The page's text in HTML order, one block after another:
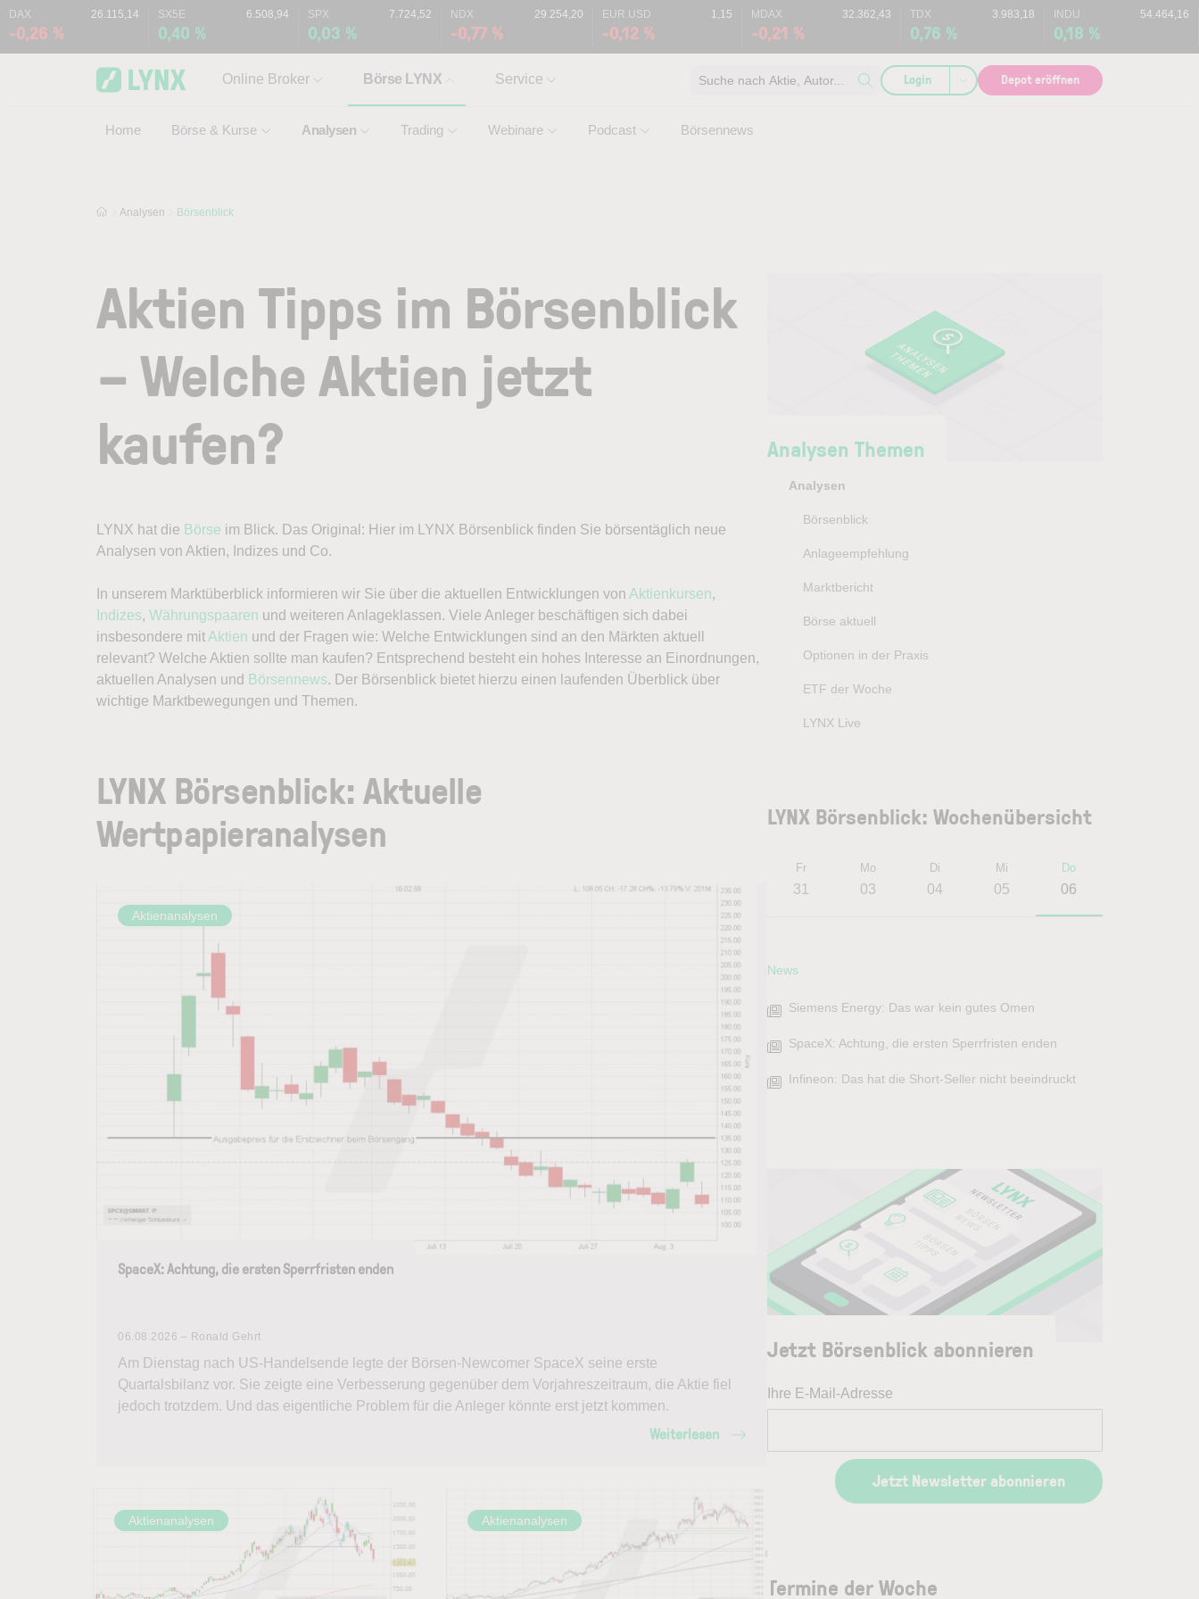
Skip to main content
Skip to search
DAX 26.115,14
-0,26 %
SX5E 6.508,94
0,40 %
SPX 7.724,52
0,03 %
NDX 29.254,20
-0,77 %
EUR.USD 1,15
-0,12 %
MDAX 32.362,43
-0,21 %
TDX 3.983,18
0,76 %
INDU 54.464,16
0,18 %
Online Broker Börse LYNX
Home Börse & Kurse Analysen Trading Webinare Podcast Börsennews
Service Suche nach Aktie, Autor... Login Depot eröffnen
Analysen Börsenblick
Aktien Tipps im Börsenblick
– Welche Aktien jetzt
kaufen?
LYNX hat die Börse im Blick. Das Original: Hier im LYNX Börsenblick finden Sie börsentäglich neue
Analysen von Aktien, Indizes und Co.
In unserem Marktüberblick informieren wir Sie über die aktuellen Entwicklungen von Aktienkursen,
Indizes, Währungspaaren und weiteren Anlageklassen. Viele Anleger beschäftigen sich dabei
insbesondere mitAktien und der Fragen wie: Welche Entwicklungen sind an den Märkten aktuell
relevant? Welche Aktien sollte man kaufen? Entsprechend besteht ein hohes Interesse an Einordnungen,
aktuellen Analysen und Börsennews. Der Börsenblick bietet hierzu einen laufenden Überblick über
wichtige Marktbewegungen und Themen.
LYNX Börsenblick: Aktuelle
Wertpapieranalysen
Aktienanalysen
SpaceX: Achtung, die ersten Sperrfristen enden
06.08.2026 – Ronald Gehrt
Am Dienstag nach US-Handelsende legte der Börsen-Newcomer SpaceX seine erste
Quartalsbilanz vor. Sie zeigte eine Verbesserung gegenüber dem Vorjahreszeitraum, die Aktie fiel
jedoch trotzdem. Und das eigentliche Problem für die Anleger könnte erst jetzt kommen.
Weiterlesen
Aktienanalysen Aktienanalysen
Analysen Themen
Analysen
Börsenblick
Anlageempfehlung
Marktbericht
Börse aktuell
Optionen in der Praxis
ETF der Woche
LYNX Live
LYNX Börsenblick: Wochenübersicht
Fr
31
Mo
03
Di
04
Mi
05
Do
06
News
Siemens Energy: Das war kein gutes Omen
SpaceX: Achtung, die ersten Sperrfristen enden
Infineon: Das hat die Short-Seller nicht beeindruckt
Jetzt Börsenblick abonnieren
Ihre E-Mail-Adresse
Jetzt Newsletter abonnieren
Termine der Woche